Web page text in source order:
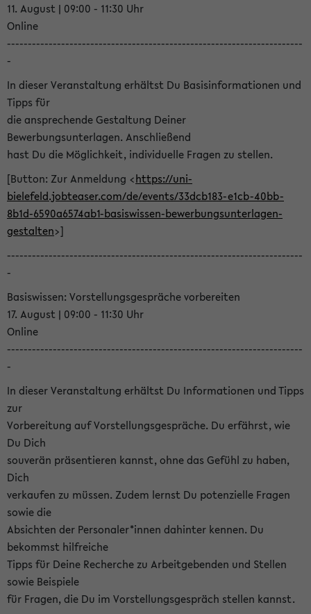
11. August | 09:00 - 11:30 Uhr
Online
-----------------------------------------------------------------------
-
In dieser Veranstaltung erhältst Du Basisinformationen und
Tipps für
die ansprechende Gestaltung Deiner
Bewerbungsunterlagen. Anschließend
hast Du die Möglichkeit, individuelle Fragen zu stellen.
[Button: Zur Anmeldung <https://uni-
bielefeld.jobteaser.com/de/events/33dcb183-e1cb-40bb-
8b1d-6590a6574ab1-basiswissen-bewerbungsunterlagen-
gestalten>]
-----------------------------------------------------------------------
-
Basiswissen: Vorstellungsgespräche vorbereiten
17. August | 09:00 - 11:30 Uhr
Online
-----------------------------------------------------------------------
-
In dieser Veranstaltung erhältst Du Informationen und Tipps
zur
Vorbereitung auf Vorstellungsgespräche. Du erfährst, wie
Du Dich
souverän präsentieren kannst, ohne das Gefühl zu haben,
Dich
verkaufen zu müssen. Zudem lernst Du potenzielle Fragen
sowie die
Absichten der Personaler*innen dahinter kennen. Du
bekommst hilfreiche
Tipps für Deine Recherche zu Arbeitgebenden und Stellen
sowie Beispiele
für Fragen, die Du im Vorstellungsgespräch stellen kannst.